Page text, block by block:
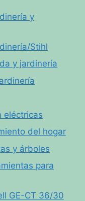
y
Stihl
y jardinería
eléctricas
del hogar
y árboles
para
GE-CT 36/30